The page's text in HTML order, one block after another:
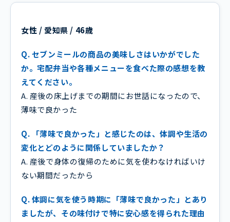
女性 / 愛知県 / 46歳
Q. セブンミールの商品の美味しさはいかがでした
か。宅配弁当や各種メニューを食べた際の感想を教
えてください。
A. 産後の床上げまでの期間にお世話になったので、
薄味で良かった
Q. 「薄味で良かった」と感じたのは、体調や生活の
変化とどのように関係していましたか？
A. 産後で身体の復帰のために気を使わなければいけ
ない期間だったから
Q. 体調に気を使う時期に「薄味で良かった」とあり
ましたが、その味付けで特に安心感を得られた理由